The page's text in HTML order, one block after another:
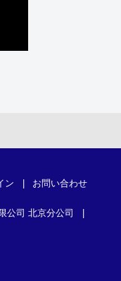
ン お問い合わせ
公司 北京分公司